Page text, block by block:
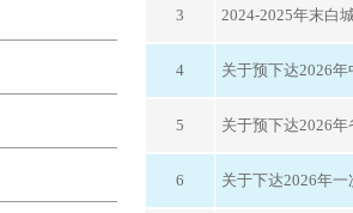
3 2024-2025年末白
4 关于预下达2026
5 关于预下达2026
6 关于下达2026年